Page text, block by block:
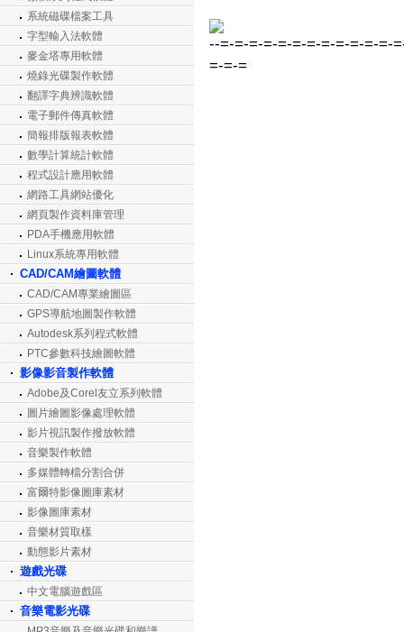
系統磁碟檔案工具
字型輸入法軟體
麥金塔專用軟體
燒錄光碟製作軟體
翻譯字典辨識軟體
電子郵件傳真軟體
簡報排版報表軟體
數學計算統計軟體
程式設計應用軟體
網路工具網站優化
網頁製作資料庫管理
PDA手機應用軟體
Linux系統專用軟體
CAD/CAM繪圖軟體
CAD/CAM專業繪圖區
GPS導航地圖製作軟體
Autodesk系列程式軟體
PTC參數科技繪圖軟體
影像影音製作軟體
Adobe及Corel友立系列軟體
圖片繪圖影像處理軟體
影片視訊製作撥放軟體
音樂製作軟體
多媒體轉檔分割合併
富爾特影像圖庫素材
影像圖庫素材
音樂材質取樣
動態影片素材
遊戲光碟
中文電腦遊戲區
音樂電影光碟
--=-=-=-=-=-=-=-=-=-=-=-=-
=-=-=